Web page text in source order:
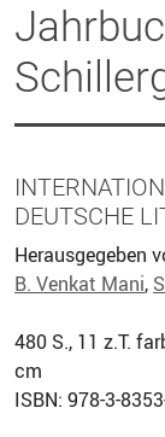
DEUTSCHE
Herausgegeben
B. Venkat Mani,
480 S., 11 z.T.
cm
ISBN: 978-3-